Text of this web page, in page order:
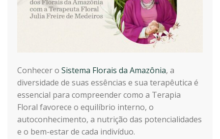
Conhecer o Sistema Florais da Amazônia, a
diversidade de suas essências e sua terapêutica é
essencial para compreender como a Terapia
Floral favorece o equilíbrio interno, o
autoconhecimento, a nutrição das potencialidades
e o bem-estar de cada indivíduo.